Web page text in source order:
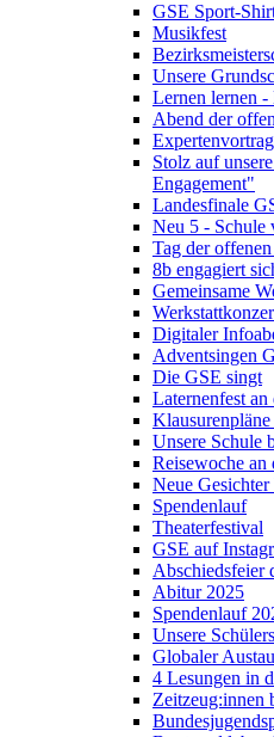
GSE Sport-
Musikfest
Unsere
Lernen lernen -
Abend der
Stolz auf
Engagement"
Landesfinale
Neu 5 - Schule
Tag der
8b engagiert
Gemeinsame
Digitaler
Adventsingen
Die GSE singt
Laternenfest
Unsere Schule
Reisewoche an
Neue
Spendenlauf
Theaterfestival
GSE auf
Abschiedsfeier
Abitur 2025
Spendenlauf
Unsere
Globaler
4 Lesungen in
Zeitzeug:innen